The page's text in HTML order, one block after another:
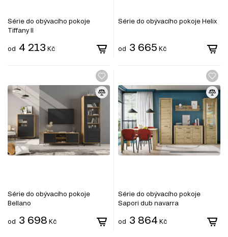
Série do obývacího pokoje
Tiffany II
od 4 213 Kč
Série do obývacího pokoje Helix
od 3 665 Kč
Série do obývacího pokoje
Bellano
od 3 698 Kč
Série do obývacího pokoje
Sapori dub navarra
od 3 864 Kč